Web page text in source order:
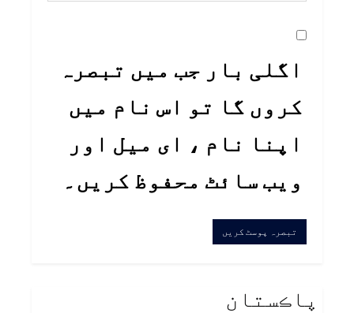
اگلی بار جب میں تبصرہ
کروں گا تو اس نام میں
اپنا نام ، ای میل اور
ویب سائٹ محفوظ کریں۔
پاڪستان